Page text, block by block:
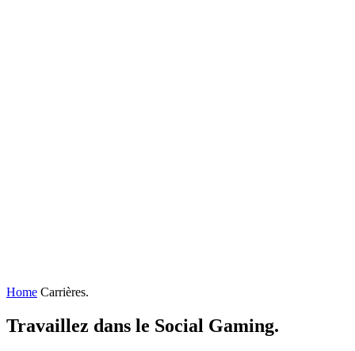
Home Carrières.
Travaillez dans le Social Gaming.